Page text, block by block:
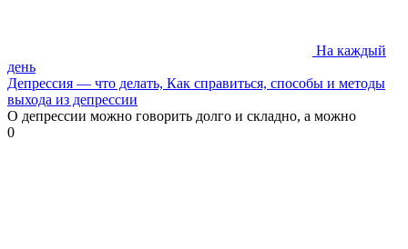
На каждый
день
Депрессия — что делать, Как справиться, способы и методы
выхода из депрессии
О депрессии можно говорить долго и складно, а можно
0